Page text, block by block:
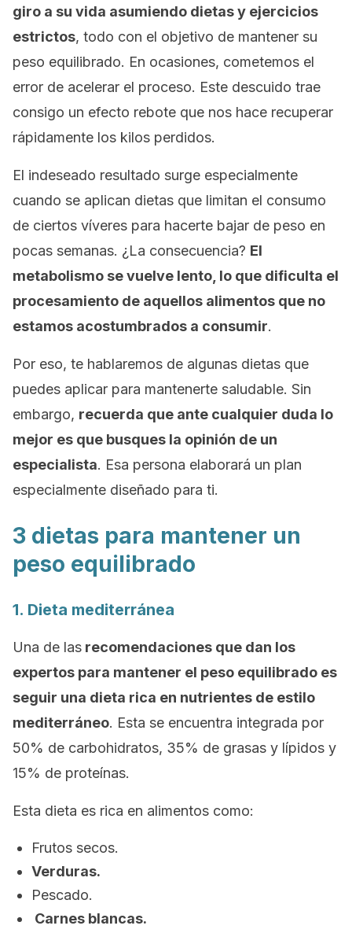
giro a su vida asumiendo dietas y ejercicios
estrictos, todo con el objetivo de mantener su
peso equilibrado. En ocasiones, cometemos el
error de acelerar el proceso. Este descuido trae
consigo un efecto rebote que nos hace recuperar
rápidamente los kilos perdidos.
El indeseado resultado surge especialmente
cuando se aplican dietas que limitan el consumo
de ciertos víveres para hacerte bajar de peso en
pocas semanas. ¿La consecuencia? El
metabolismo se vuelve lento, lo que dificulta el
procesamiento de aquellos alimentos que no
estamos acostumbrados a consumir.
Por eso, te hablaremos de algunas dietas que
puedes aplicar para mantenerte saludable. Sin
embargo, recuerda que ante cualquier duda lo
mejor es que busques la opinión de un
especialista. Esa persona elaborará un plan
especialmente diseñado para ti.
3 dietas para mantener un
peso equilibrado
1. Dieta mediterránea
Una de las recomendaciones que dan los
expertos para mantener el peso equilibrado es
seguir una dieta rica en nutrientes de estilo
mediterráneo. Esta se encuentra integrada por
50% de carbohidratos, 35% de grasas y lípidos y
15% de proteínas.
Esta dieta es rica en alimentos como:
Frutos secos.
Verduras.
Pescado.
Carnes blancas.